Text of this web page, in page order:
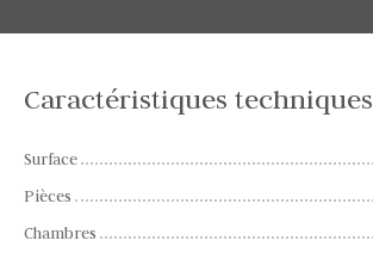
Caractéristiques techniques
Surface
Pièces
Chambres